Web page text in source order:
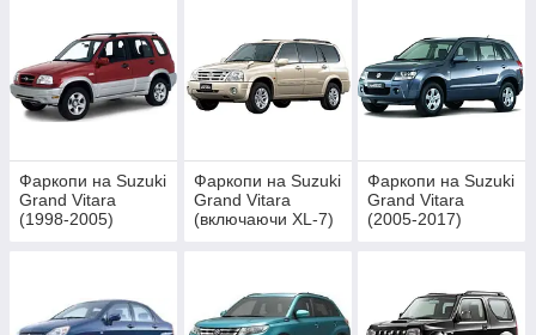
Фаркопи на Suzuki
Grand Vitara
(1998-2005)
Фаркопи на Suzuki
Grand Vitara
(включаючи XL-7)
Фаркопи на Suzuki
Grand Vitara
(2005-2017)